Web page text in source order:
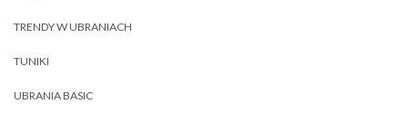
TRENDY W UBRANIACH
TUNIKI
UBRANIA BASIC